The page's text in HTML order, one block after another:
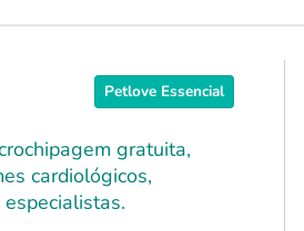
Petlove Essencial
gratuita,
cardiológicos,